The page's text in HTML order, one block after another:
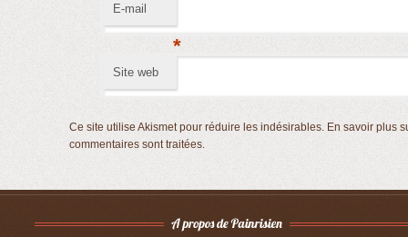
E-mail
*
Site web
Ce site utilise Akismet pour réduire les indésirables. En savoir plus
commentaires sont traitées.